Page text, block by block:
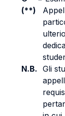
(**)
N.B. Gli